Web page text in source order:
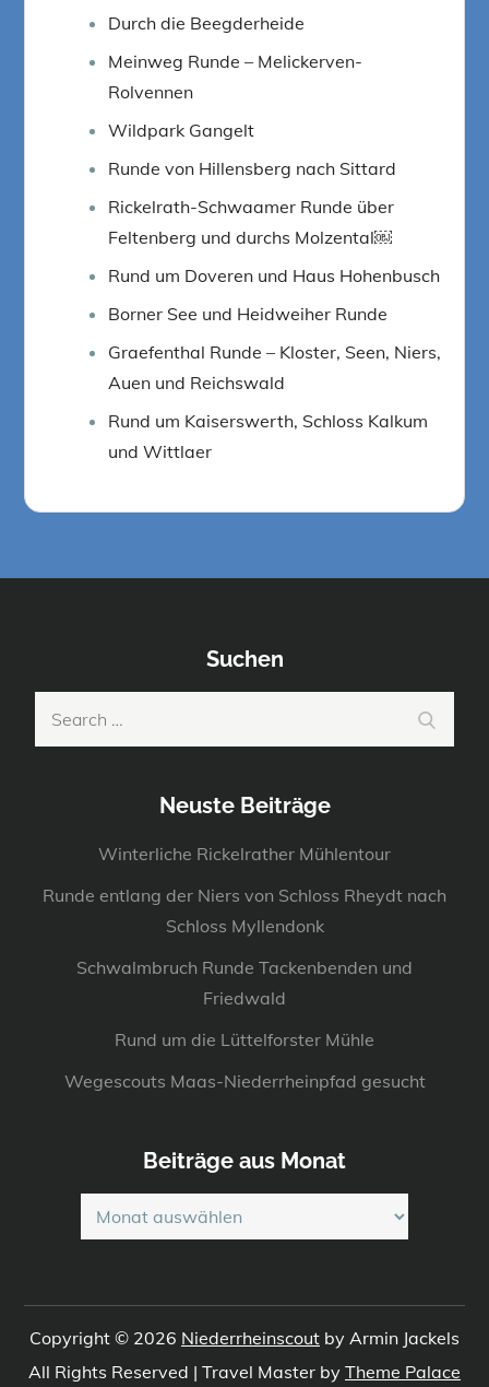
Durch die Beegderheide
Meinweg Runde – Melickerven-
Rolvennen
Wildpark Gangelt
Runde von Hillensberg nach Sittard
Rickelrath-Schwaamer Runde über
Feltenberg und durchs Molzental￼
Rund um Doveren und Haus Hohenbusch
Borner See und Heidweiher Runde
Graefenthal Runde – Kloster, Seen, Niers,
Auen und Reichswald
Rund um Kaiserswerth, Schloss Kalkum
und Wittlaer
Suchen
Neuste Beiträge
Winterliche Rickelrather Mühlentour
Runde entlang der Niers von Schloss Rheydt nach
Schloss Myllendonk
Schwalmbruch Runde Tackenbenden und
Friedwald
Rund um die Lüttelforster Mühle
Wegescouts Maas-Niederrheinpfad gesucht
Beiträge aus Monat
Beiträge
aus
Copyright © 2026 Niederrheinscout by Armin Jackels
All Rights Reserved | Travel Master by Theme Palace